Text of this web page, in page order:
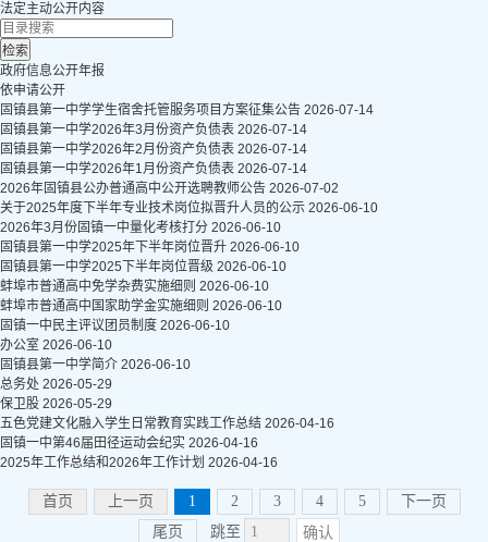
法定主动公开内容
政府信息公开年报
依申请公开
固镇县第一中学学生宿舍托管服务项目方案征集公告 2026-07-14
固镇县第一中学2026年3月份资产负债表 2026-07-14
固镇县第一中学2026年2月份资产负债表 2026-07-14
固镇县第一中学2026年1月份资产负债表 2026-07-14
2026年固镇县公办普通高中公开选聘教师公告 2026-07-02
关于2025年度下半年专业技术岗位拟晋升人员的公示 2026-06-10
2026年3月份固镇一中量化考核打分 2026-06-10
固镇县第一中学2025年下半年岗位晋升 2026-06-10
固镇县第一中学2025下半年岗位晋级 2026-06-10
蚌埠市普通高中免学杂费实施细则 2026-06-10
蚌埠市普通高中国家助学金实施细则 2026-06-10
固镇一中民主评议团员制度 2026-06-10
办公室 2026-06-10
固镇县第一中学简介 2026-06-10
总务处 2026-05-29
保卫股 2026-05-29
五色党建文化融入学生日常教育实践工作总结 2026-04-16
固镇一中第46届田径运动会纪实 2026-04-16
2025年工作总结和2026年工作计划 2026-04-16
首页 上一页 1 2 3 4 5
下一页
尾页
跳至 确认